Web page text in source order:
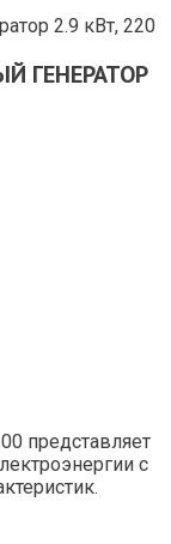
ГЕНЕРАТОР
представляет
с